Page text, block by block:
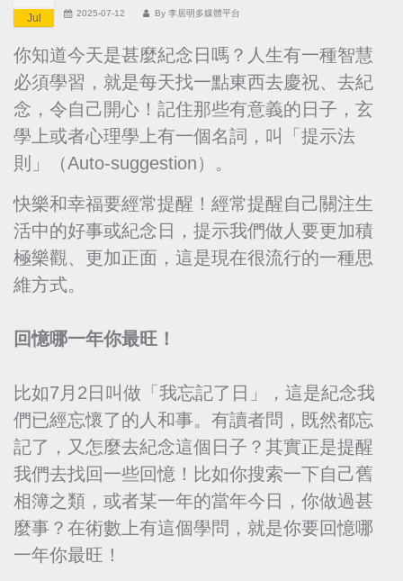
Jul 2025-07-12 By 李居明多媒體平台
你知道今天是甚麼紀念日嗎？人生有一種智慧
必須學習，就是每天找一點東西去慶祝、去紀
念，令自己開心！記住那些有意義的日子，玄
學上或者心理學上有一個名詞，叫「提示法
則」（Auto-suggestion）。
快樂和幸福要經常提醒！經常提醒自己關注生
活中的好事或紀念日，提示我們做人要更加積
極樂觀、更加正面，這是現在很流行的一種思
維方式。
回憶哪一年你最旺！
比如7月2日叫做「我忘記了日」，這是紀念我
們已經忘懷了的人和事。有讀者問，既然都忘
記了，又怎麼去紀念這個日子？其實正是提醒
我們去找回一些回憶！比如你搜索一下自己舊
相簿之類，或者某一年的當年今日，你做過甚
麼事？在術數上有這個學問，就是你要回憶哪
一年你最旺！